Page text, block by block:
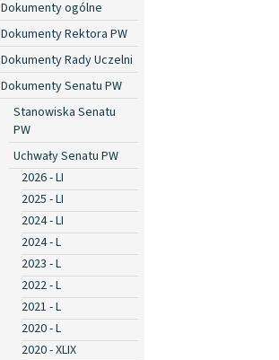
Dokumenty ogólne
Dokumenty Rektora PW
Dokumenty Rady Uczelni
Dokumenty Senatu PW
Stanowiska Senatu
PW
Uchwały Senatu PW
2026 - LI
2025 - LI
2024 - LI
2024 - L
2023 - L
2022 - L
2021 - L
2020 - L
2020 - XLIX